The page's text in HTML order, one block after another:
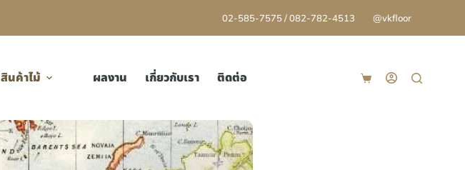
02-585-7575 / 082-782-4513 @vkfloor
สินค้าไม้ ผลงาน เกี่ยวกับเรา ติดต่อ